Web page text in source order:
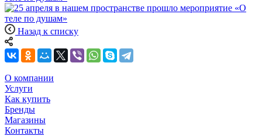
Назад к списку
О компании
Услуги
Как купить
Бренды
Магазины
Контакты